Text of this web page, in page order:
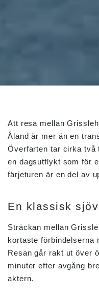
Att resa mellan
Åland är mer än en
Överfarten tar cirka två
en dagsutflykt som för
färjeturen är en del av
En klassisk
Sträckan mellan
kortaste förbindelserna
Resan går rakt ut över
minuter efter avgång
aktern.